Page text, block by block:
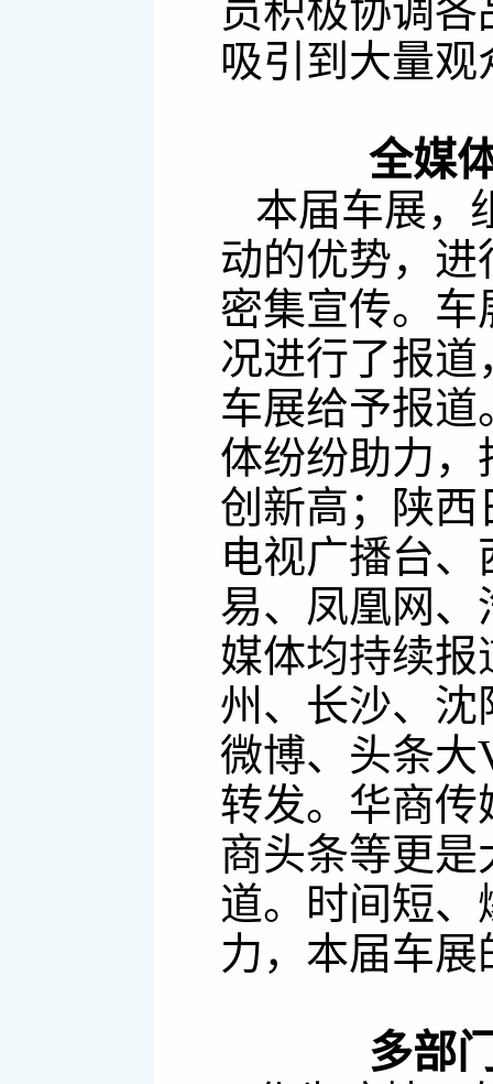
员积极协调
吸引到大量
全媒
本届车展，
动的优势，
密集宣传。车
况进行了报
车展给予报
体纷纷助力
创新高；陕
电视广播台
易、凤凰网
媒体均持续
州、长沙、沈
微博、头条
转发。华商
商头条等更
道。时间短
力，本届车
多部